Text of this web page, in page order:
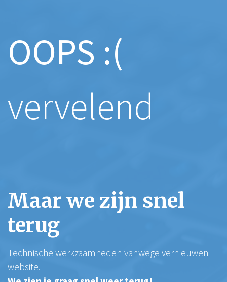
OOPS :(
vervelend
Maar we zijn snel
terug
Technische werkzaamheden vanwege vernieuwen
website.